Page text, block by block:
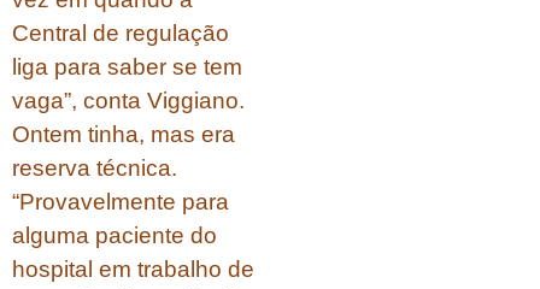
Central de regulação
liga para saber se tem
vaga”, conta Viggiano.
Ontem tinha, mas era
reserva técnica.
“Provavelmente para
alguma paciente do
hospital em trabalho de